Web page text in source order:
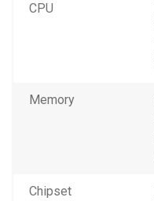
CPU
Memory
Chipset